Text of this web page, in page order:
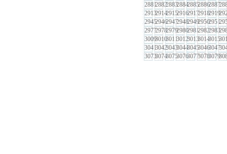
2881288228832884288528862887
2913291429152916291729182919
2945294629472948294929502951
2977297829792980298129822983
3009301030113012301330143015
3041304230433044304530463047
3073307430753076307730783079